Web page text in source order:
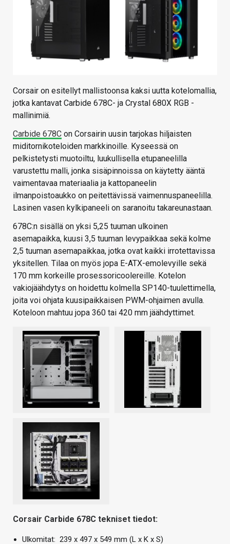
HAKU
Corsair on esitellyt mallistoonsa kaksi uutta kotelomallia,
jotka kantavat Carbide 678C- ja Crystal 680X RGB -
mallinimiä.
Carbide 678C on Corsairin uusin tarjokas hiljaisten
miditornikoteloiden markkinoille. Kyseessä on
pelkistetysti muotoiltu, luukullisella etupaneelilla
varustettu malli, jonka sisäpinnoissa on käytetty ääntä
vaimentavaa materiaalia ja kattopaneelin
ilmanpoistoaukko on peitettävissä vaimennuspaneelilla.
Lasinen vasen kylkipaneeli on saranoitu takareunastaan.
678C:n sisällä on yksi 5,25 tuuman ulkoinen
asemapaikka, kuusi 3,5 tuuman levypaikkaa sekä kolme
2,5 tuuman asemapaikkaa, jotka ovat kaikki irrotettavissa
yksitellen. Tilaa on myös jopa E-ATX-emolevyille sekä
170 mm korkeille prosessoricoolereille. Kotelon
vakiojäähdytys on hoidettu kolmella SP140-tuulettimella,
joita voi ohjata kuusipaikkaisen PWM-ohjaimen avulla.
Koteloon mahtuu jopa 360 tai 420 mm jäähdyttimet.
Corsair Carbide 678C tekniset tiedot:
Ulkomitat: 239 x 497 x 549 mm (L x K x S)